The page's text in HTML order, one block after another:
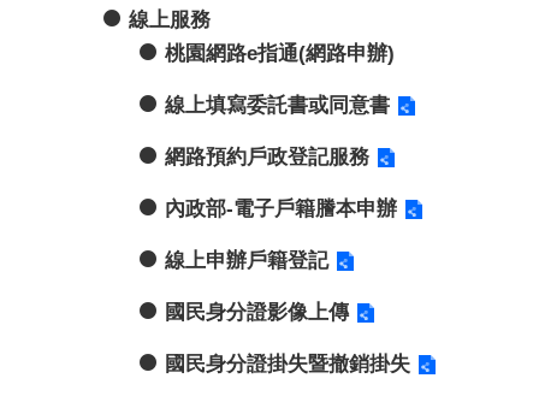
線上服務
桃園網路e指通(網路申辦)
線上填寫委託書或同意書
網路預約戶政登記服務
內政部-電子戶籍謄本申辦
線上申辦戶籍登記
國民身分證影像上傳
國民身分證掛失暨撤銷掛失